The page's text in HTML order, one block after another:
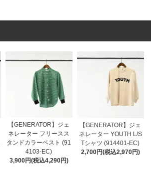
【GENERATOR】ジェ
ネレーター フリースス
タンドカラーベスト (91
4103-EC)
3,900円(税込4,290円)
【GENERATOR】ジェ
ネレーター YOUTH L/S
Tシャツ (914401-EC)
2,700円(税込2,970円)